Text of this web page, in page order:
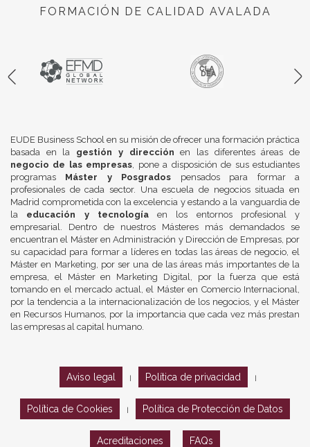
FORMACIÓN DE CALIDAD AVALADA
EUDE Business School en su misión de ofrecer una formación práctica
basada en la gestión y dirección en las diferentes áreas de
negocio de las empresas , pone a disposición de sus estudiantes
programas Máster y Posgrados pensados para formar a
profesionales de cada sector. Una escuela de negocios situada en
Madrid comprometida con la excelencia y estando a la vanguardia de
la educación y tecnologíaen los entornos profesional y
empresarial. Dentro de nuestros Másteres más demandados se
encuentran el Máster en Administración y Dirección de Empresas, por
su capacidad para formar a líderes en todas las áreas de negocio, el
Máster en Marketing, por ser una de las áreas más importantes de la
empresa, el Máster en Marketing Digital, por la fuerza que está
tomando en el mercado actual, el Máster en Comercio Internacional,
por la tendencia a la internacionalización de los negocios, y el Máster
en Recursos Humanos, por la importancia que cada vez más prestan
las empresas al capital humano.
Aviso legal Política de privacidad
Política de Cookies Política de Protección de Datos
Acreditaciones FAQs